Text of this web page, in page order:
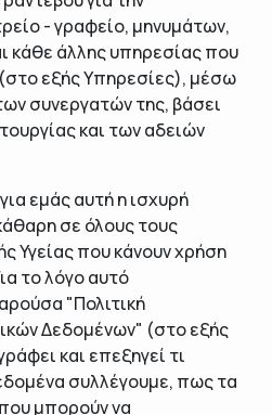
- γραφείο, μηνυμάτων,
κάθε άλλης υπηρεσίας που
εξής Υπηρεσίες), μέσω
συνεργατών της, βάσει
και των αδειών
εμάς αυτή η ισχυρή
σε όλους τους
Υγείας που κάνουν χρήση
το λόγο αυτό
"Πολιτική
Δεδομένων" (στο εξής
και επεξηγεί τι
συλλέγουμε, πως τα
μπορούν να